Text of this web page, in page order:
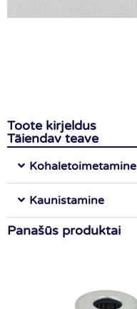
Toote kirjeldus
Täiendav teave
Kohaletoimetamine
Kaunistamine
Panašūs produktai